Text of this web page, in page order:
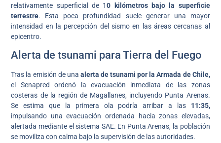
relativamente superficial de 10 kilómetros bajo la superficie
terrestre. Esta poca profundidad suele generar una mayor
intensidad en la percepción del sismo en las áreas cercanas al
epicentro.
Alerta de tsunami para Tierra del Fuego
Tras la emisión de una alerta de tsunami por la Armada de Chile,
el Senapred ordenó la evacuación inmediata de las zonas
costeras de la región de Magallanes, incluyendo Punta Arenas.
Se estima que la primera ola podría arribar a las11:35,
impulsando una evacuación ordenada hacia zonas elevadas,
alertada mediante el sistema SAE. En Punta Arenas, la población
se moviliza con calma bajo la supervisión de las autoridades.